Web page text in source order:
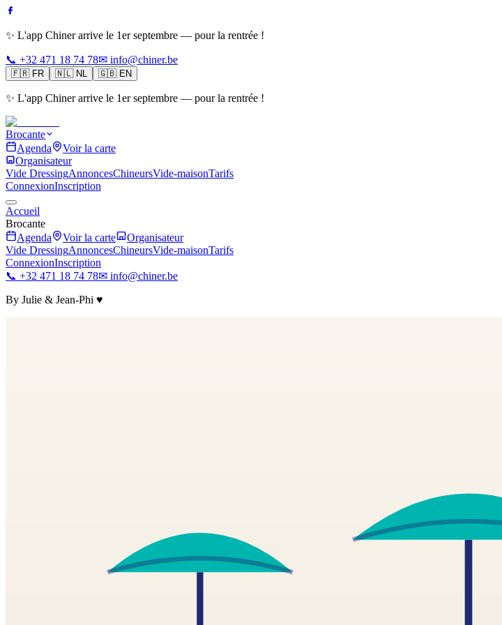
✨ L'app Chiner arrive le 1er septembre — pour la rentrée !
📞 +32 471 18 74 78✉ info@chiner.be
🇫🇷 FR 🇳🇱 NL 🇬🇧 EN
✨ L'app Chiner arrive le 1er septembre — pour la rentrée !
Brocante
Agenda
Voir la carte
Organisateur
Vide DressingAnnoncesChineursVide-maisonTarifs
ConnexionInscription
Accueil
Brocante
Agenda
Voir la carte
Organisateur
Vide DressingAnnoncesChineursVide-maisonTarifs
ConnexionInscription
📞 +32 471 18 74 78✉ info@chiner.be
By Julie & Jean-Phi ♥